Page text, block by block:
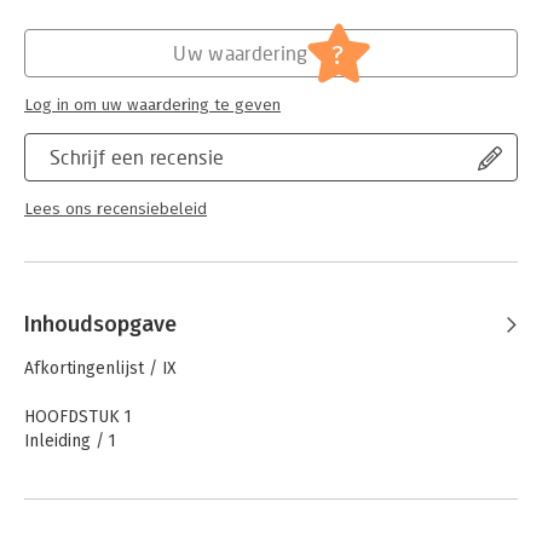
- Wet aanpassing fiscale beleggingsinstelling
- Wet aanpassing fonds voor gemene rekening en vrijgestelde
Belastingrecht - diversen
Serie:
Fiscaal Actueel
Schrijf een recensie
Lees ons recensiebeleid
Uw waardering ?
Log in om uw waardering te geven
Inhoudsopgave
Afkortingenlijst / IX
HOOFDSTUK 1
Inleiding / 1